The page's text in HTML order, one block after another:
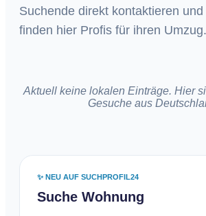
Suchende direkt kontaktieren
finden hier Profis für ihren Umzug.
Aktuell keine lokalen Einträge. Hier
Gesuche aus
✨ NEU AUF SUCHPROFIL24
Suche Wohnung